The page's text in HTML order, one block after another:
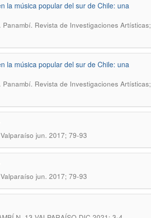
la música popular del sur de Chile: una
Panambí. Revista de Investigaciones Artísticas;
la música popular del sur de Chile: una
Panambí. Revista de Investigaciones Artísticas;
jun. 2017; 79-93
jun. 2017; 79-93